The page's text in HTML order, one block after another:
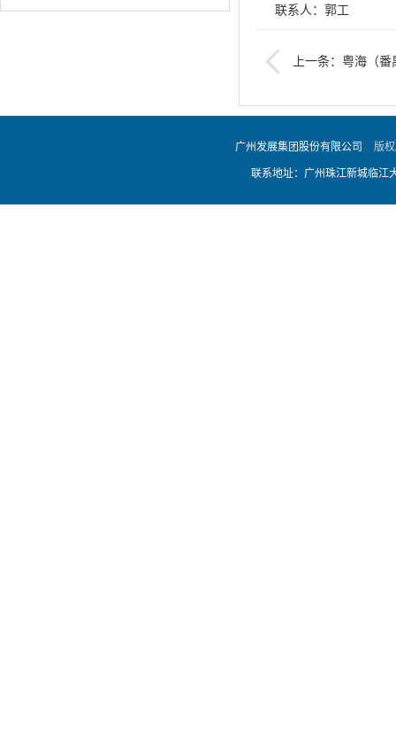
联系人：郭工
电话：020-87998861
采购监督机构：广州
联系方式：020-
上一条：粤海（
1批成交候选人公示
广州发展集团股份有限公司 版
联系地址：广州珠江新城临江